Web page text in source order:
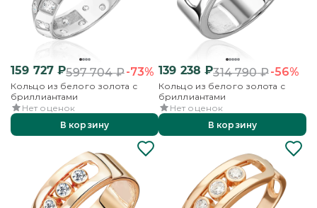
159 727 ₽597 704₽-73%
Кольцо из белого золота с
бриллиантами
Нет оценок
В корзину
139 238 ₽314 790₽-56%
Кольцо из белого золота с
бриллиантами
Нет оценок
В корзину